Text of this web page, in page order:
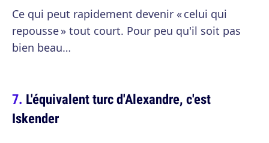
Ce qui peut rapidement devenir « celui qui
repousse » tout court. Pour peu qu'il soit pas
bien beau…
L'équivalent turc d'Alexandre, c'est
Iskender